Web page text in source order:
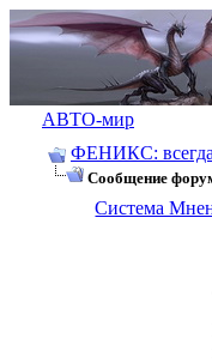
АВТО-мир
ФЕНИКС: всегда
Сообщение
Система